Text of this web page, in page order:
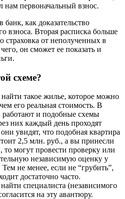
нам первоначальный взнос.
как доказательство
взноса. Вторая расписка больше
страховка от неполученных в
он сможет ее показать и
схеме?
найти такое жилье, которое можно
его реальная стоимость. В
работают и подобные схемы
них каждый день проходят
увидят, что подобная квартира
2,5 млн. руб., а вы принесли
могут провести проверку или
независимую оценку у
Тем не менее, если не “грубить”,
достаточно часто.
специалиста (независимого
на эту авантюру.